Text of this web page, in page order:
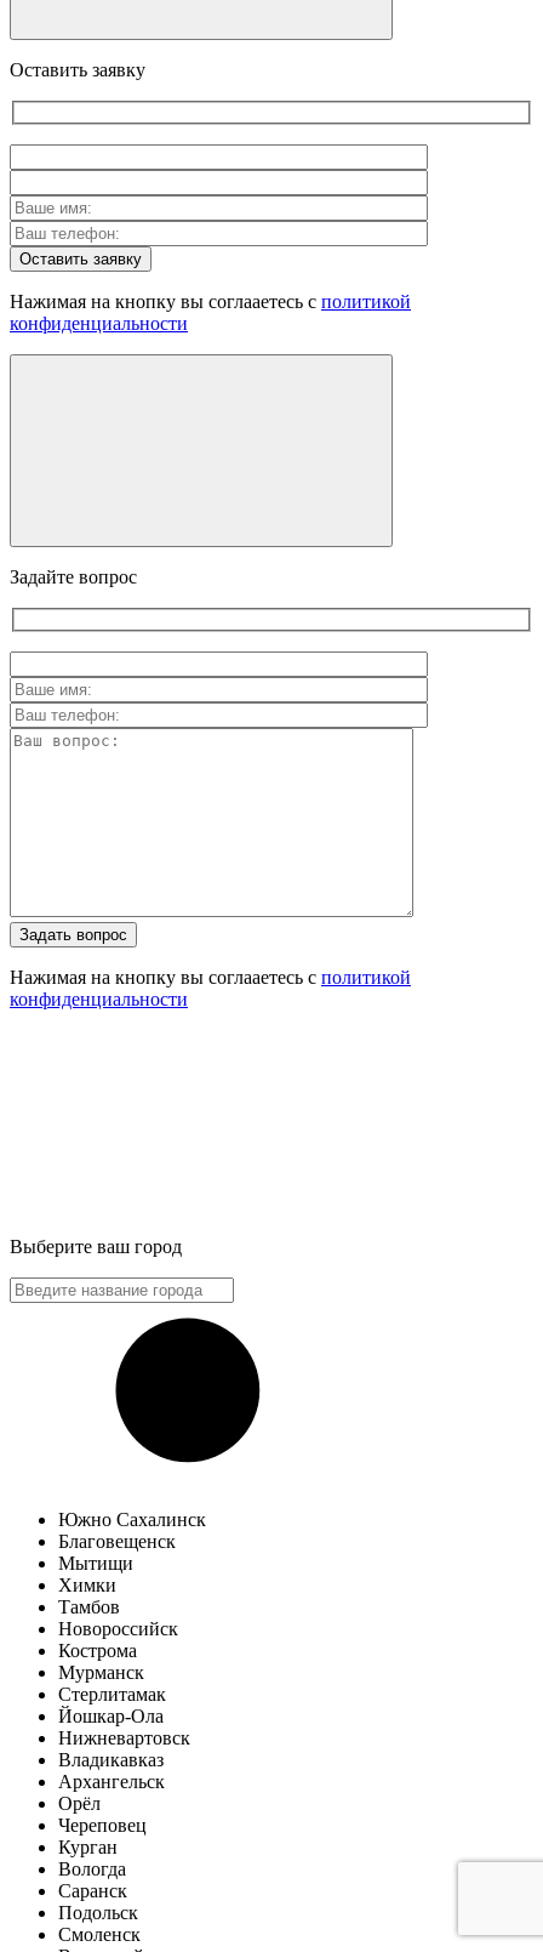
Оставить заявку
Оставить заявку
Нажимая на кнопку вы соглааетесь с политикой
конфиденциальности
Задайте вопрос
Задать вопрос
Нажимая на кнопку вы соглааетесь с политикой
конфиденциальности
Выберите ваш город
Южно Сахалинск
Благовещенск
Мытищи
Химки
Тамбов
Новороссийск
Кострома
Мурманск
Стерлитамак
Йошкар-Ола
Нижневартовск
Владикавказ
Архангельск
Орёл
Череповец
Курган
Вологда
Саранск
Подольск
Смоленск